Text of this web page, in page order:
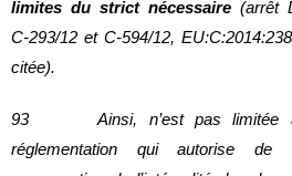
limites du strict nécessaire (arrêt
C‑293/12 et C‑594/12,
citée).
93 Ainsi, n’est pas limitée
réglementation qui autorise de